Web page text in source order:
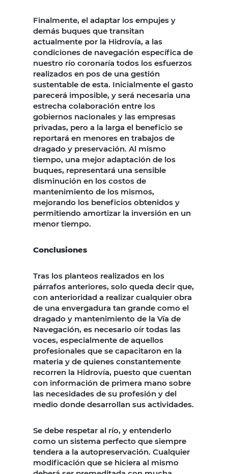
Finalmente, el adaptar los empujes y
demás buques que transitan
actualmente por la Hidrovía, a las
condiciones de navegación específica de
nuestro río coronaría todos los esfuerzos
realizados en pos de una gestión
sustentable de esta. Inicialmente el gasto
parecerá imposible, y será necesaria una
estrecha colaboración entre los
gobiernos nacionales y las empresas
privadas, pero a la larga el beneficio se
reportará en menores en trabajos de
dragado y preservación. Al mismo
tiempo, una mejor adaptación de los
buques, representará una sensible
disminución en los costos de
mantenimiento de los mismos,
mejorando los beneficios obtenidos y
permitiendo amortizar la inversión en un
menor tiempo.
Conclusiones
Tras los planteos realizados en los
párrafos anteriores, solo queda decir que,
con anterioridad a realizar cualquier obra
de una envergadura tan grande como el
dragado y mantenimiento de la Vía de
Navegación, es necesario oír todas las
voces, especialmente de aquellos
profesionales que se capacitaron en la
materia y de quienes constantemente
recorren la Hidrovía, puesto que cuentan
con información de primera mano sobre
las necesidades de su profesión y del
medio donde desarrollan sus actividades.
Se debe respetar al río, y entenderlo
como un sistema perfecto que siempre
tendera a la autopreservación. Cualquier
modificación que se hiciera al mismo